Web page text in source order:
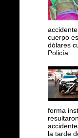
cuerpo
dólares
Policía...
forma
la tarde